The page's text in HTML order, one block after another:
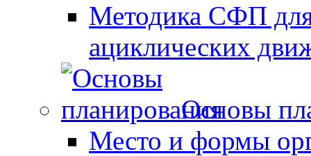
Методика СФП для
ациклических
Основы
Место и формы